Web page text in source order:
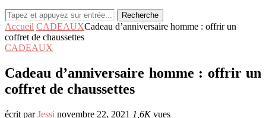
Recherche
Accueil CADEAUXCadeau d’anniversaire homme : offrir un
coffret de chaussettes
CADEAUX
Cadeau d’anniversaire homme : offrir un
coffret de chaussettes
écrit parJessi novembre 22, 2021 1,6Kvues